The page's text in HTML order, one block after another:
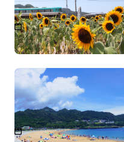
2026年7月中旬〜2026年8
上旬
ブルービーチ那智（那智
海水浴場）
2026年7月18日(土)～8月23
日(日)